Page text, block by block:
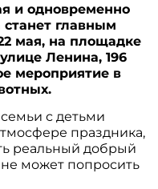
и одновременно
главным
мая, на площадке
Ленина, 196
мероприятие в
с детьми
праздника,
реальный добрый
может попросить